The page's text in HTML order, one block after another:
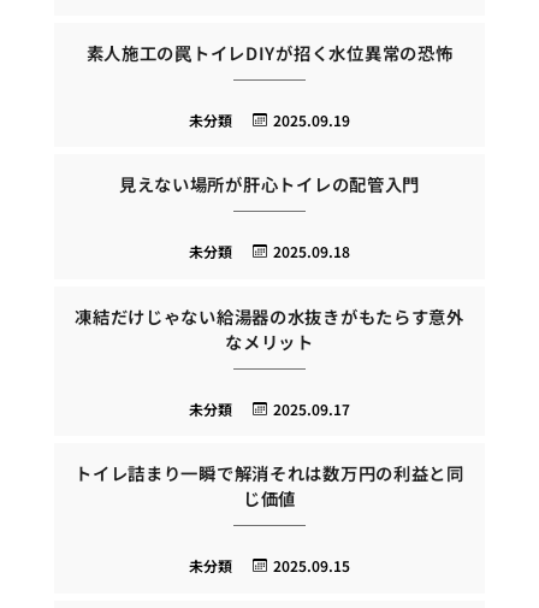
素人施工の罠トイレDIYが招く水位異常の恐怖
2025.09.19
未分類
見えない場所が肝心トイレの配管入門
2025.09.18
未分類
凍結だけじゃない給湯器の水抜きがもたらす意外
なメリット
2025.09.17
未分類
トイレ詰まり一瞬で解消それは数万円の利益と同
じ価値
2025.09.15
未分類